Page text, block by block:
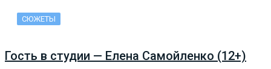
СЮЖЕТЫ
Гость в студии — Елена Самойленко (12+)